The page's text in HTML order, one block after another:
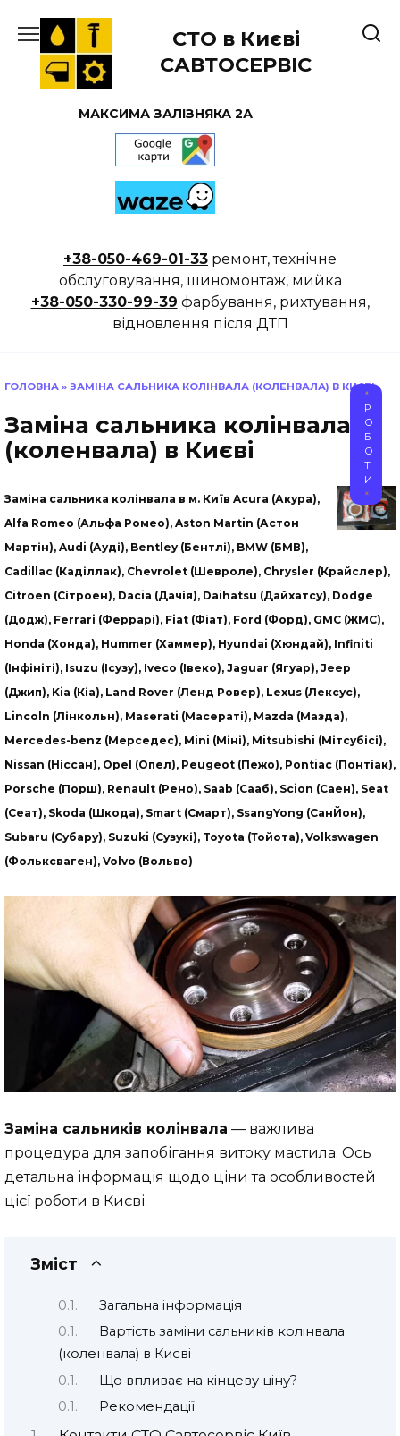
до
вмісту
СТО в Києві
САВТОСЕРВІС
МАКСИМА ЗАЛІЗНЯКА 2А
+38-050-469-01-33 ремонт, технічне
обслуговування, шиномонтаж, мийка
+38-050-330-99-39 фарбування, рихтування,
відновлення після ДТП
ГОЛОВНА » ЗАМІНА САЛЬНИКА КОЛІНВАЛА (КОЛЕНВАЛА) В КИЄВІ
Заміна сальника колінвала
(коленвала) в Києві
Р
О
Б
О
Т
И
Заміна сальника колінвала в м. Київ Acura (Акура),
Alfa Romeo (Альфа Ромео), Aston Martin (Астон
Мартін), Audi (Ауді), Bentley (Бентлі), BMW (БМВ),
Cadillac (Каділлак), Chevrolet (Шевроле), Chrysler (Крайслер),
Citroen (Сітроен), Dacia (Дачія), Daihatsu (Дайхатсу), Dodge
(Додж), Ferrari (Феррарі), Fiat (Фіат), Ford (Форд), GMC (ЖМС),
Honda (Хонда), Hummer (Хаммер), Hyundai (Хюндай), Infiniti
(Інфініті), Isuzu (Ісузу), Iveco (Івеко), Jaguar (Ягуар), Jeep
(Джип), Kia (Кіа), Land Rover (Ленд Ровер), Lexus (Лексус),
Lincoln (Лінкольн), Maserati (Масераті), Mazda (Мазда),
Mercedes-benz (Мерседес), Mini (Міні), Mitsubishi (Мітсубісі),
Nissan (Ніссан), Opel (Опел), Peugeot (Пежо), Pontiac (Понтіак),
Porsche (Порш), Renault (Рено), Saab (Сааб), Scion (Саен), Seat
(Сеат), Skoda (Шкода), Smart (Смарт), SsangYong (СанЙон),
Subaru (Субару), Suzuki (Сузукі), Toyota (Тойота), Volkswagen
(Фольксваген), Volvo (Вольво)
Заміна сальників колінвала — важлива
процедура для запобігання витоку мастила. Ось
детальна інформація щодо ціни та особливостей
цієї роботи в Києві.
Зміст
Загальна інформація
Вартість заміни сальників колінвала
(коленвала) в Києві
Що впливає на кінцеву ціну?
Рекомендації